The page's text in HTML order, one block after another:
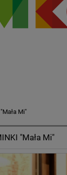
Mi"
"Mała Mi"